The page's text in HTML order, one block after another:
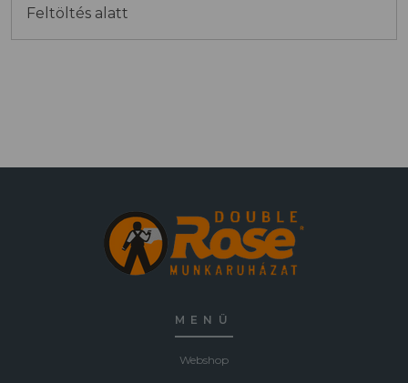
Feltöltés alatt
MENÜ
Webshop